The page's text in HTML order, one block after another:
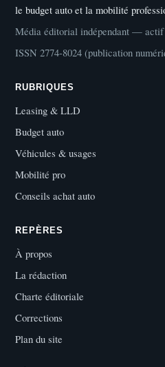
le budget auto et la mobilité
Média éditorial indépendant — actif
ISSN 2774-8024 (publication
RUBRIQUES
Leasing & LLD
Budget auto
Véhicules & usages
Mobilité pro
Conseils achat auto
REPÈRES
À propos
La rédaction
Charte éditoriale
Corrections
Plan du site